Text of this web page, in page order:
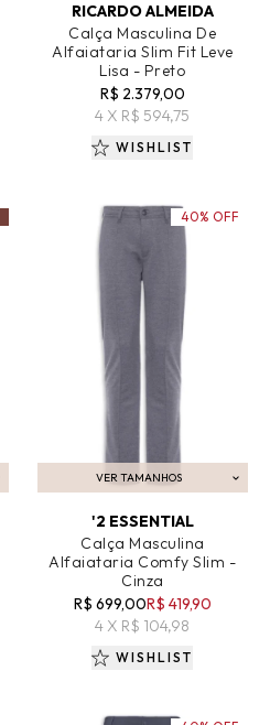
RICARDO ALMEIDA
Calça Masculina De
Alfaiataria Slim Fit Leve
Lisa - Preto
R$ 2.379,00
4 X R$ 594,75
WISHLIST
VER TAMANHOS
ADICIONAR AO CARRINHO
'2 ESSENTIAL
Calça Masculina
Alfaiataria Comfy Slim -
Cinza
R$ 699,00R$ 419,90
4 X R$ 104,98
40% OFF
WISHLIST